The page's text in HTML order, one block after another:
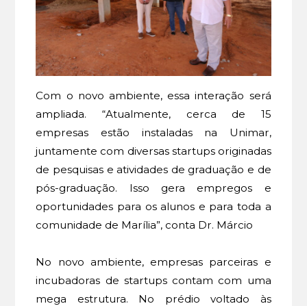
Com o novo ambiente, essa interação será
ampliada. “Atualmente, cerca de 15
empresas estão instaladas na Unimar,
juntamente com diversas startups originadas
de pesquisas e atividades de graduação e de
pós-graduação. Isso gera empregos e
oportunidades para os alunos e para toda a
comunidade de Marília”, conta Dr. Márcio
No novo ambiente, empresas parceiras e
incubadoras de startups contam com uma
mega estrutura. No prédio voltado às